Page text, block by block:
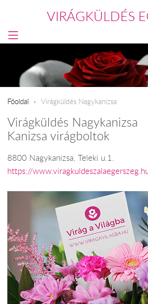
VIRÁGKÜLDÉS
Főoldal Virágküldés Nagykanizsa
Virágküldés Nagykanizsa
Kanizsa virágboltok
8800 Nagykanizsa, Teleki u.1.
https://